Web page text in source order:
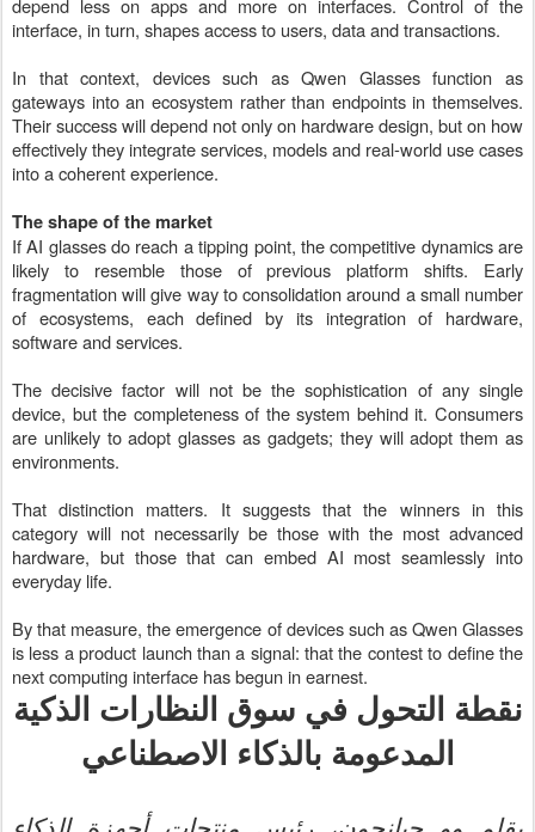
depend less on apps and more on interfaces. Control of the
interface, in turn, shapes access to users, data and transactions.
In that context, devices such as Qwen Glasses function as
gateways into an ecosystem rather than endpoints in themselves.
Their success will depend not only on hardware design, but on how
effectively they integrate services, models and real-world use cases
into a coherent experience.
The shape of the market
If AI glasses do reach a tipping point, the competitive dynamics are
likely to resemble those of previous platform shifts. Early
fragmentation will give way to consolidation around a small number
of ecosystems, each defined by its integration of hardware,
software and services.
The decisive factor will not be the sophistication of any single
device, but the completeness of the system behind it. Consumers
are unlikely to adopt glasses as gadgets; they will adopt them as
environments.
That distinction matters. It suggests that the winners in this
category will not necessarily be those with the most advanced
hardware, but those that can embed AI most seamlessly into
everyday life.
By that measure, the emergence of devices such as Qwen Glasses
is less a product launch than a signal: that the contest to define the
next computing interface has begun in earnest.
نقطة التحول في سوق النظارات الذكية
المدعومة بالذكاء الاصطناعي